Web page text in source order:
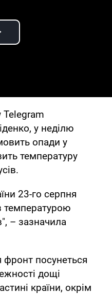
Video
у неділю
опади у
температуру
23-го серпня
температурою
– зазначила
фронт посунеться
дощі
країни, окрім